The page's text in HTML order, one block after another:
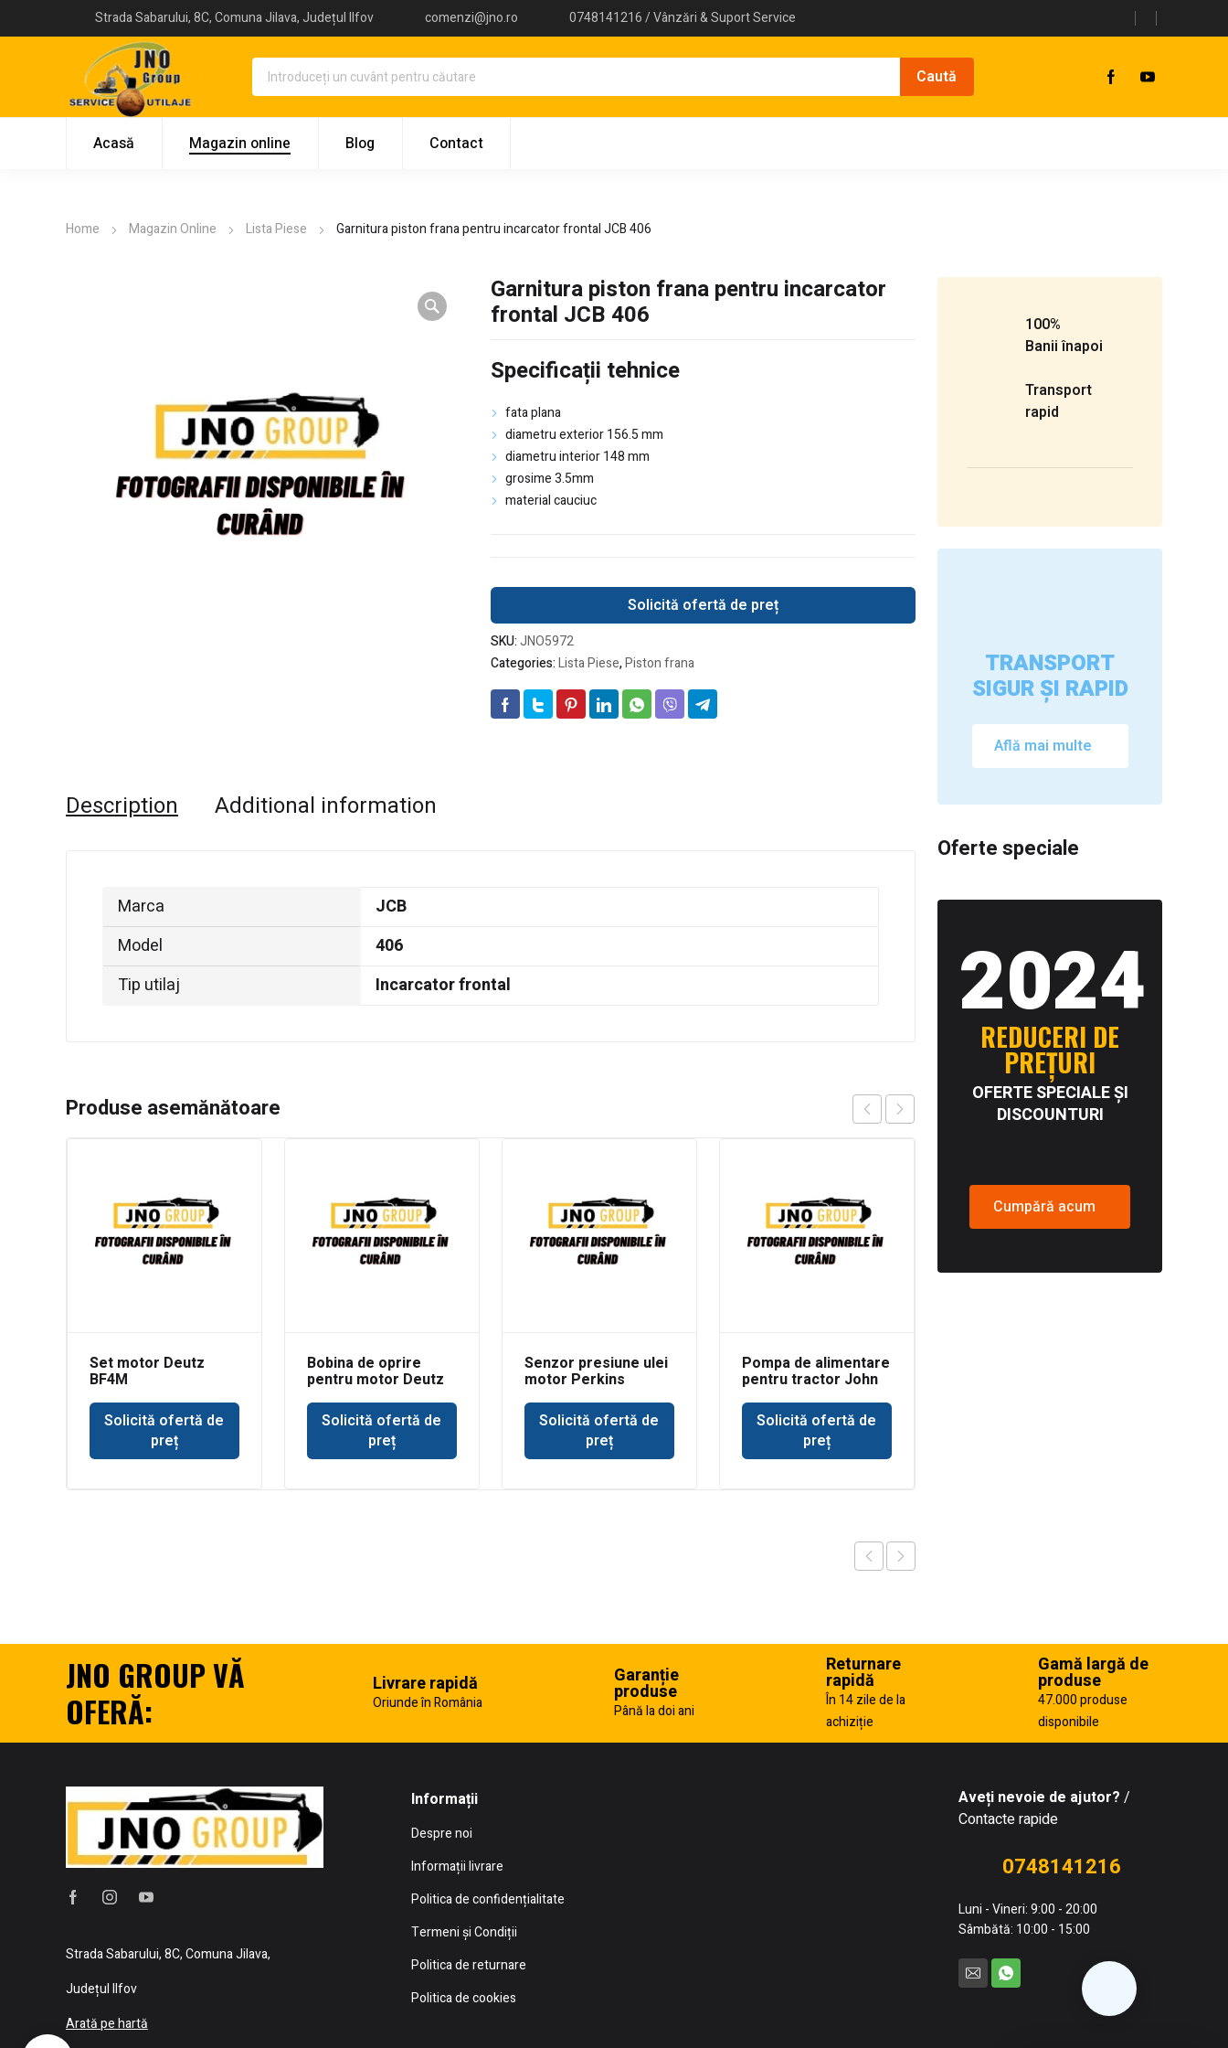
Strada Sabarului, 8C, Comuna Jilava, Județul Ilfov comenzi@jno.ro 0748141216 / Vânzări & Suport Service
Acasă Magazin online Blog Contact
Home Magazin Online Lista Piese Garnitura piston frana pentru incarcator frontal JCB 406
Garnitura piston frana pentru incarcator
frontal JCB 406
Specificații tehnice
fata plana
diametru exterior 156.5 mm
diametru interior 148 mm
grosime 3.5mm
material cauciuc
Solicită ofertă de preț
SKU:JNO5972
Categories:Lista Piese,Piston frana
Description Additional information
Marca
JCB
Model
406
Tip utilaj
Incarcator frontal
Produse asemănătoare
Set motor Deutz
BF4M
Solicită ofertă de
preț
Bobina de oprire
pentru motor Deutz
Solicită ofertă de
preț
Senzor presiune ulei
motor Perkins
Solicită ofertă de
preț
Pompa de alimentare
pentru tractor John
Solicită ofertă de
preț
100%
Banii înapoi
Transport
rapid
TRANSPORT
SIGUR ȘI RAPID
Află mai multe
Oferte speciale
2024
REDUCERI DE
PREȚURI
OFERTE SPECIALE ȘI
DISCOUNTURI
Cumpără acum
JNO GROUP VĂ
OFERĂ:
Livrare rapidă
Oriunde în România
Garanție
produse
Până la doi ani
Returnare
rapidă
În 14 zile de la
achiziție
Gamă largă de
produse
47.000 produse
disponibile
Strada Sabarului, 8C, Comuna Jilava,
Județul Ilfov
Arată pe hartă
Informații
Despre noi
Informații livrare
Politica de confidențialitate
Termeni și Condiții
Politica de returnare
Politica de cookies
Aveți nevoie de ajutor? /
Contacte rapide
0748141216
Luni - Vineri: 9:00 - 20:00
Sâmbătă: 10:00 - 15:00